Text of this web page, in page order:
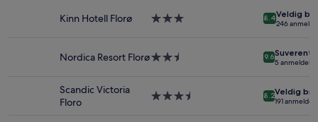
stjerner
Kinn Hotell Florø
Overnattingssted
stjerner
8.4Veldig bra
246
Nordica Resort FlorøOvernattingssted
stjerner
9.6Suverent
5
Scandic Victoria
Floro
Overnattingssted
8.2Veldig bra
191